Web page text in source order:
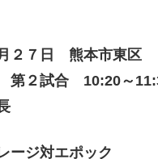
２７日 熊本市東区
第２試合 10:20～
ージ対エポック